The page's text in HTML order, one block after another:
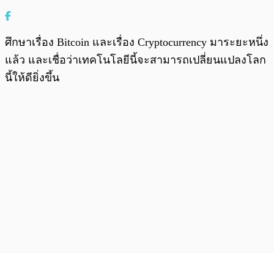
ศึกษาเรื่อง Bitcoin และเรื่อง Cryptocurrency มาระยะหนึ่ง
แล้ว และเชื่อว่าเทคโนโลยีนี้จะสามารถเปลี่ยนแปลงโลก
นี้ให้ดียิ่งขึ้น